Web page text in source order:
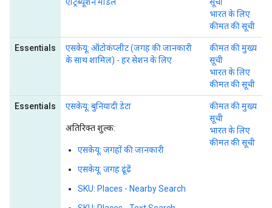
भारत के लिए
कीमत की सूची
Essentials
एसकेयू: ऑटोकंप्लीट (जगह की जानकारी
के साथ शामिल) - हर सेशन के लिए
कीमत की मुख्य
सूची
भारत के लिए
कीमत की सूची
Essentials एसकेयू: बुनियादी डेटा
अतिरिक्त शुल्क:
एसकेयू: जगहों की जानकारी
एसकेयू: जगह ढूंढें
SKU: Places - Nearby Search
कीमत की मुख्य
सूची
भारत के लिए
कीमत की सूची